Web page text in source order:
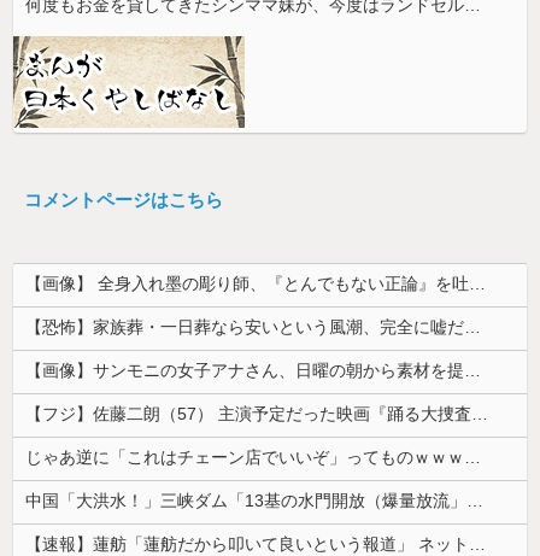
コメントページはこちら
【画像】 全身入れ墨の彫り師、『とんでもない正論』を吐いて30万再生されてしまうｗｗｗｗｗｗｗ
【恐怖】家族葬・一日葬なら安いという風潮、完全に嘘だった・・・・
【画像】サンモニの女子アナさん、日曜の朝から素材を提供してしまう
【フジ】佐藤二朗（57） 主演予定だった映画『踊る大捜査線』スピンオフ作品の撮影中止が正式に決定
じゃあ逆に「これはチェーン店でいいぞ」ってものｗｗｗｗｗ
中国「大洪水！」三峡ダム「13基の水門開放（爆量放流」中国都市「三峡上流で豪雨！（三峡下流で水害」長江と黄河「同時氾濫危機」台風13号「中国本土...
【速報】蓮舫「蓮舫だから叩いて良いという報道」 ネット「高市だから叩いて良いをやってるのがお前だろ」